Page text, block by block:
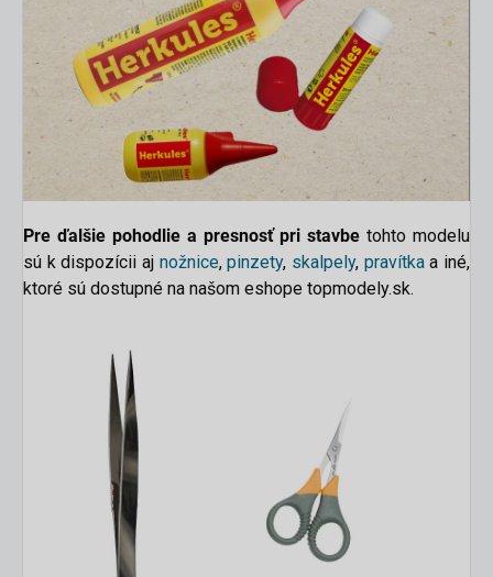
Pre ďalšie pohodlie a presnosť pri stavbe tohto modelu
sú k dispozícii aj nožnice,pinzety, skalpely, pravítkaa iné,
ktoré sú dostupné na našom eshope topmodely.sk.